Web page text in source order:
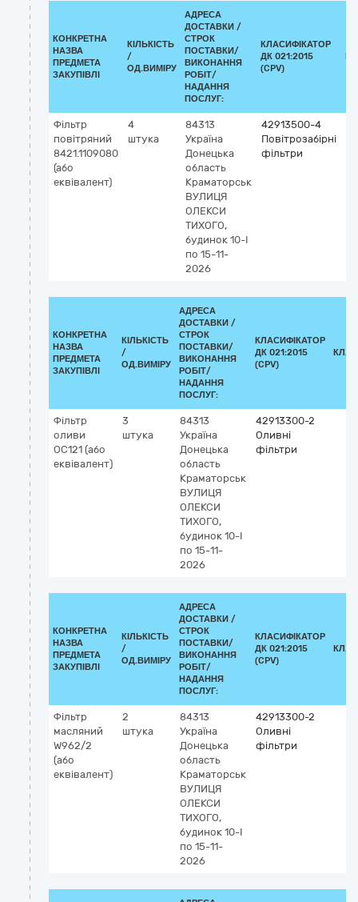
КОНКРЕТНА
НАЗВА
ПРЕДМЕТА
ЗАКУПІВЛІ
КІЛЬКІСТЬ
/
ОД.ВИМІРУ
АДРЕСА
ДОСТАВКИ /
СТРОК
ПОСТАВКИ/
ВИКОНАННЯ
РОБІТ/
НАДАННЯ
ПОСЛУГ:
КЛАСИФІКАТОР
ДК 021:2015
(CPV)
Фільтр
повітряний
8421.1109080
(або
еквівалент)
4
штука
84313
Україна
Донецька
область
Краматорськ
ВУЛИЦЯ
ОЛЕКСИ
ТИХОГО,
будинок 10-І
по 15-11-
2026
42913500-4
Повітрозабірні
фільтри
КОНКРЕТНА
НАЗВА
ПРЕДМЕТА
ЗАКУПІВЛІ
КІЛЬКІСТЬ
/
ОД.ВИМІРУ
АДРЕСА
ДОСТАВКИ /
СТРОК
ПОСТАВКИ/
ВИКОНАННЯ
РОБІТ/
НАДАННЯ
ПОСЛУГ:
КЛАСИФІКАТОР
ДК 021:2015
(CPV)
Фільтр
оливи
OC121 (або
еквівалент)
3
штука
84313
Україна
Донецька
область
Краматорськ
ВУЛИЦЯ
ОЛЕКСИ
ТИХОГО,
будинок 10-І
по 15-11-
2026
42913300-2
Оливні
фільтри
КОНКРЕТНА
НАЗВА
ПРЕДМЕТА
ЗАКУПІВЛІ
КІЛЬКІСТЬ
/
ОД.ВИМІРУ
АДРЕСА
ДОСТАВКИ /
СТРОК
ПОСТАВКИ/
ВИКОНАННЯ
РОБІТ/
НАДАННЯ
ПОСЛУГ:
КЛАСИФІКАТОР
ДК 021:2015
(CPV)
Фільтр
масляний
W962/2
(або
еквівалент)
2
штука
84313
Україна
Донецька
область
Краматорськ
ВУЛИЦЯ
ОЛЕКСИ
ТИХОГО,
будинок 10-І
по 15-11-
2026
42913300-2
Оливні
фільтри